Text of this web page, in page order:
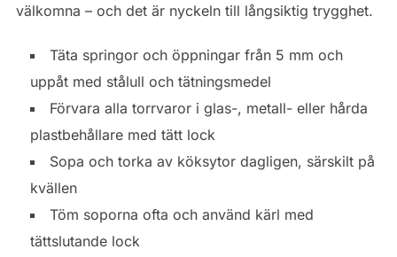
välkomna – och det är nyckeln till långsiktig trygghet.
Täta springor och öppningar från 5 mm och
uppåt med stålull och tätningsmedel
Förvara alla torrvaror i glas-, metall- eller hårda
plastbehållare med tätt lock
Sopa och torka av köksytor dagligen, särskilt på
kvällen
Töm soporna ofta och använd kärl med
tättslutande lock